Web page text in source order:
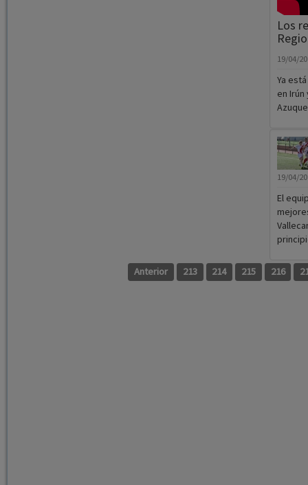
Los
19/04/
Ya
en Irún
19/04/
El
Anterior 213 214 215 216